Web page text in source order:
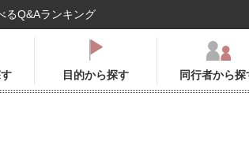
るQ&Aランキング
目的から探す 同行者から探